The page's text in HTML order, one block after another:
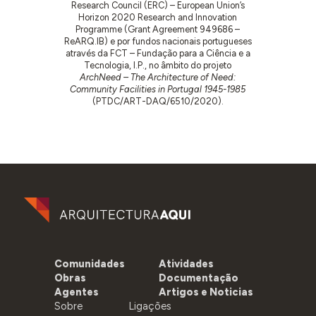
comparticipação da JCCP, entregues ao
construtor. Alerta-se para a situação financeira
precária da Casa do Povo, cujas verbas são
julgadas insuficientes para fazer face à despesa
da construção. Um ofício da Direção de
Urbanização recebido durante a inspeção
mencionava que o valor do orçamento ascendia a
O inspetor considera que“o edifício é grande,
modo, demasiado grande para as possibilidades
financeiras do organismo” (p. 10).
Research Council (ERC) – European Union’s
Horizon 2020 Research and Innovation
Programme (Grant Agreement 949686 –
ReARQ.IB) e por fundos nacionais portugueses
através da FCT – Fundação para a Ciência e a
Tecnologia, I.P., no âmbito do projeto
ArchNeed – The Architecture of Need:
Community Facilities in Portugal 1945-1985
(PTDC/ART-DAQ/6510/2020).
Comunidades
Obras
Agentes
Atividades
Documentação
Artigos e Noticias
Sobre
Ligações